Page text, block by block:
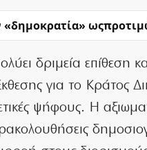
«δημοκρατία» ως
δριμεία επίθεση
για το Κράτος
ψήφους. Η